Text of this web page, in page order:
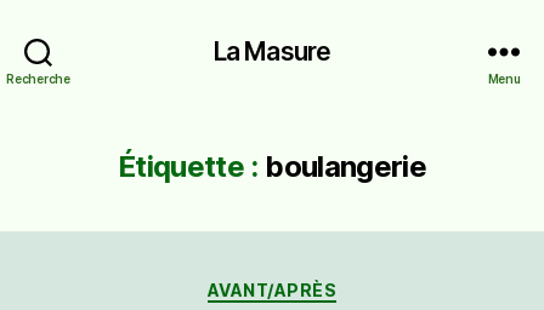
Recherche
La Masure
Menu
Étiquette : boulangerie
Catégories
AVANT/APRÈS